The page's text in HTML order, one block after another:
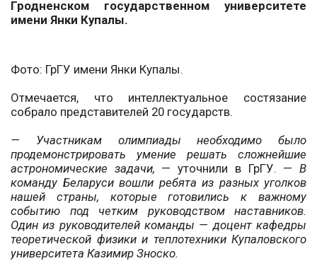
Гродненском государственном университете
имени Янки Купалы.
Фото: ГрГУ имени Янки Купалы.
Отмечается, что интеллектуальное состязание
собрало представителей 20 государств.
— Участникам олимпиады необходимо было
продемонстрировать умение решать сложнейшие
астрономические задачи, — уточнили в ГрГУ. —В
команду Беларуси вошли ребята из разных уголков
нашей страны, которые готовились к важному
событию под четким руководством наставников.
Один из руководителей команды — доцент кафедры
теоретической физики и теплотехники Купаловского
университета Казимир Зноско.